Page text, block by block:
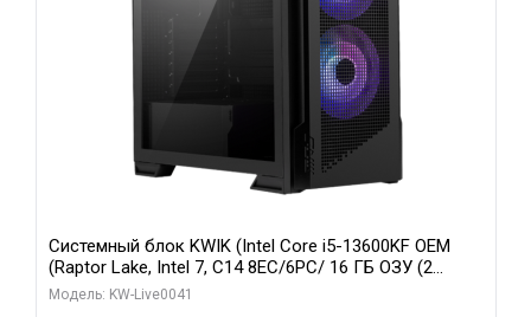
Системный блок KWIK (Intel Core i5-13600KF OEM
(Raptor Lake, Intel 7, C14 8EC/6PC/ 16 ГБ ОЗУ (2
модуля)/ Palit RTX5080 GAMINGPRO OC 16GB GDDR7
Модель: KW-Live0041